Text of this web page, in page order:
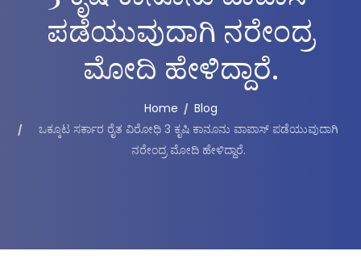
ಪಡೆಯುವುದಾಗಿ ನರೇಂದ್ರ
ಮೋದಿ ಹೇಳಿದ್ದಾರೆ.
Home
Blog
ಒಕ್ಕೂಟ ಸರ್ಕಾರ ರೈತ ವಿರೋಧಿ 3 ಕೃಷಿ ಕಾನೂನು ವಾಪಾಸ್ ಪಡೆಯುವುದಾಗಿ
ನರೇಂದ್ರ ಮೋದಿ ಹೇಳಿದ್ದಾರೆ.